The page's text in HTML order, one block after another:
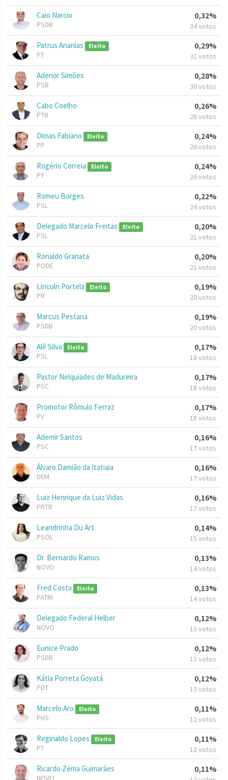
Caio Narcio
PSDB
0,32%
34 votos
Patrus Ananias Eleito
PT
0,29%
31 votos
Adenor Simões
PSB
0,28%
30 votos
Cabo Coelho
PTB
0,26%
28 votos
Dimas Fabiano Eleito
PP
0,24%
26 votos
Rogério Correia Eleito
PT
0,24%
26 votos
Romeu Borges
PSL
0,22%
24 votos
Delegado Marcelo Freitas Eleito
PSL
0,20%
21 votos
Ronaldo Granata
PODE
0,20%
21 votos
Lincoln Portela Eleito
PR
0,19%
20 votos
Marcus Pestana
PSDB
0,19%
20 votos
Alê Silva Eleito
PSL
0,17%
18 votos
Pastor Nelquiades de Madureira
PSC
0,17%
18 votos
Promotor Rômulo Ferraz
PV
0,17%
18 votos
Ademir Santos
PSC
0,16%
17 votos
Álvaro Damião da Itatiaia
DEM
0,16%
17 votos
Luiz Henrique da Luiz Vidas
PRTB
0,16%
17 votos
Leandrinha Du Art
PSOL
0,14%
15 votos
Dr. Bernardo Ramos
NOVO
0,13%
14 votos
Fred Costa Eleito
PATRI
0,13%
14 votos
Delegado Federal Helber
NOVO
0,12%
13 votos
Eunice Prado
PSDB
0,12%
13 votos
Kátia Porreta Goyatá
PDT
0,12%
13 votos
Marcelo Aro Eleito
PHS
0,11%
12 votos
Reginaldo Lopes Eleito
PT
0,11%
12 votos
Ricardo Zema Guimarães
NOVO
0,11%